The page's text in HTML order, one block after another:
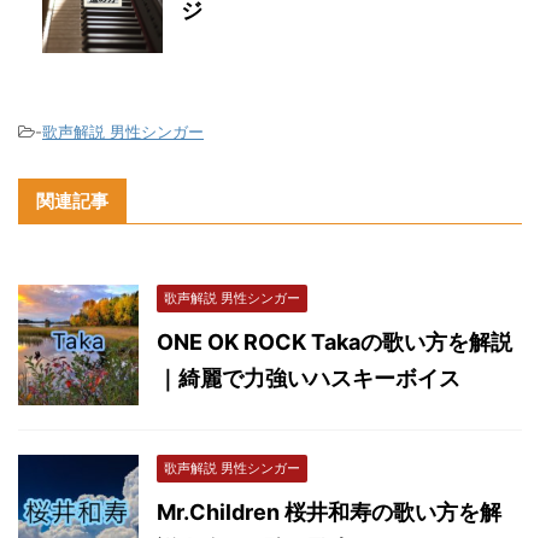
ジ
-歌声解説 男性シンガー
関連記事
歌声解説 男性シンガー
ONE OK ROCK Takaの歌い方を解説
｜綺麗で力強いハスキーボイス
歌声解説 男性シンガー
Mr.Children 桜井和寿の歌い方を解